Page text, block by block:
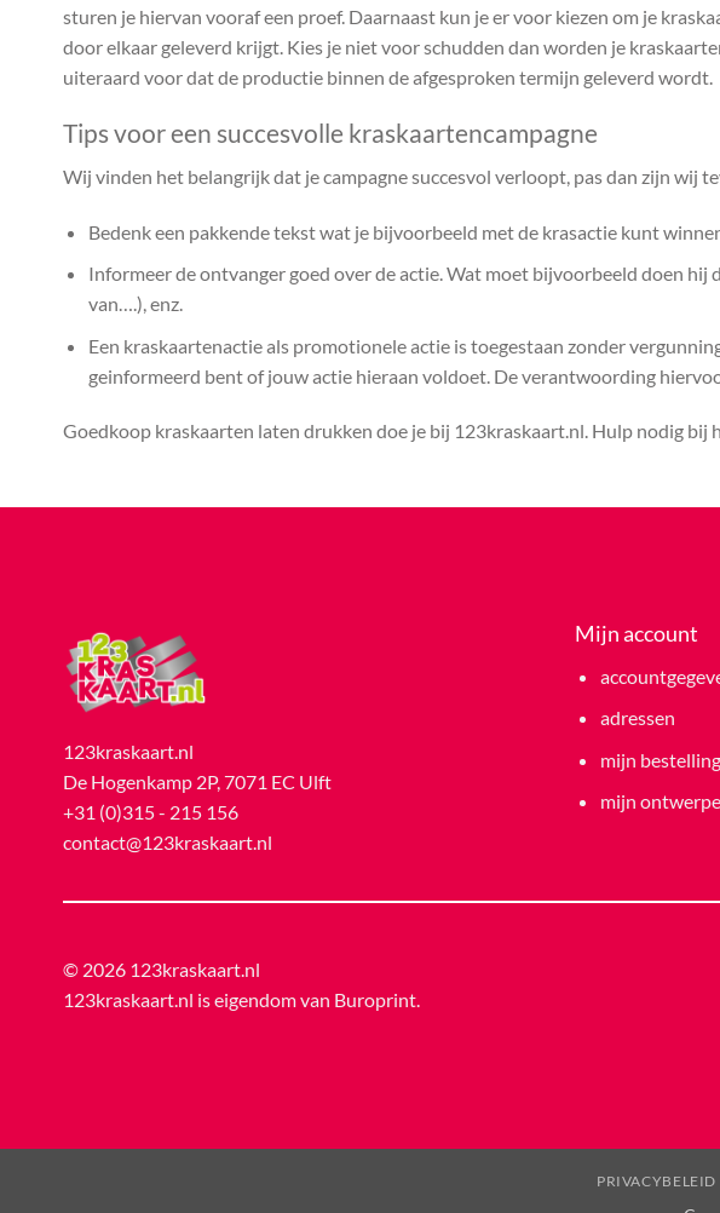
sturen je hiervan vooraf een proef. Daarnaast kun je er voor kiezen om je
door elkaar geleverd krijgt. Kies je niet voor schudden dan worden je
uiteraard voor dat de productie binnen de afgesproken termijn geleverd wordt.
Tips voor een succesvolle kraskaartencampagne
Wij vinden het belangrijk dat je campagne succesvol verloopt, pas dan zijn wij
Bedenk een pakkende tekst wat je bijvoorbeeld met de krasactie kunt
Informeer de ontvanger goed over de actie. Wat moet bijvoorbeeld doen hij
van….), enz.
Een kraskaartenactie als promotionele actie is toegestaan zonder
geinformeerd bent of jouw actie hieraan voldoet. De verantwoording
Goedkoop kraskaarten laten drukken doe je bij 123kraskaart.nl. Hulp nodig bij
123kraskaart.nl
De Hogenkamp 2P, 7071 EC Ulft
+31 (0)315 - 215 156
contact@123kraskaart.nl
Mijn account
adressen
mijn
mijn
© 2026 123kraskaart.nl
123kraskaart.nl is eigendom van Buroprint.
PRIVACYBELEID